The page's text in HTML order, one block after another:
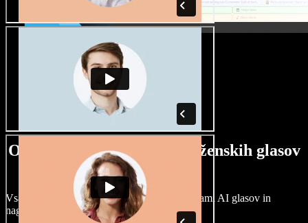
Ogromna izbira moških in ženskih glasov
ter naglasov
Vsak projekt je unikaten. Izbirajte med stotinami AI glasov in
naglasov ter jih prilagodite po svoje.